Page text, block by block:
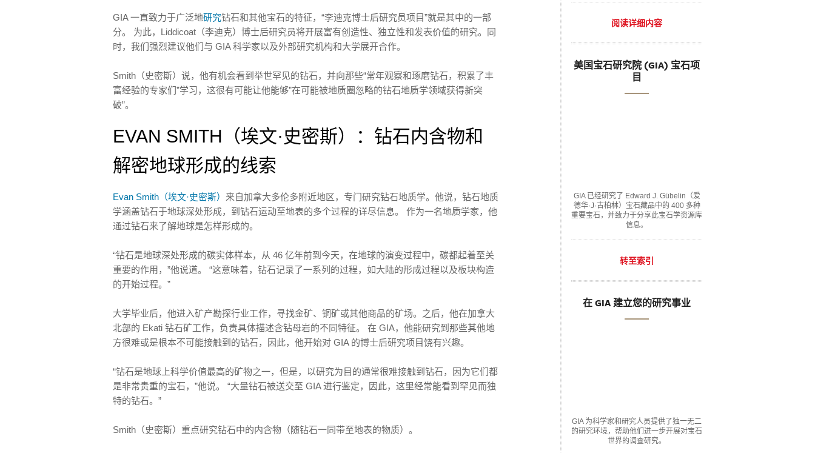
GIA 一直致力于广泛地研究钻石和其他宝石的特征，“李迪克博士后研究员项目”就是其中的一部
分。 为此，Liddicoat（李迪克）博士后研究员将开展富有创造性、独立性和发表价值的研究。同
时，我们强烈建议他们与 GIA 科学家以及外部研究机构和大学展开合作。
Smith（史密斯）说，他有机会看到举世罕见的钻石，并向那些“常年观察和琢磨钻石，积累了丰
富经验的专家们”学习，这很有可能让他能够”在可能被地质圈忽略的钻石地质学领域获得新突
破”。
EVAN SMITH（埃文·史密斯）：钻石内含物和
解密地球形成的线索
Evan Smith（埃文·史密斯） 来自加拿大多伦多附近地区，专门研究钻石地质学。他说，钻石地质
学涵盖钻石于地球深处形成，到钻石运动至地表的多个过程的详尽信息。 作为一名地质学家，他
通过钻石来了解地球是怎样形成的。
“钻石是地球深处形成的碳实体样本，从 46 亿年前到今天，在地球的演变过程中，碳都起着至关
重要的作用，”他说道。 “这意味着，钻石记录了一系列的过程，如大陆的形成过程以及板块构造
的开始过程。”
大学毕业后，他进入矿产勘探行业工作，寻找金矿、铜矿或其他商品的矿场。之后，他在加拿大
北部的 Ekati 钻石矿工作，负责具体描述含钻母岩的不同特征。 在 GIA，他能研究到那些其他地
方很难或是根本不可能接触到的钻石，因此，他开始对 GIA 的博士后研究项目饶有兴趣。
“钻石是地球上科学价值最高的矿物之一，但是，以研究为目的通常很难接触到钻石，因为它们都
是非常贵重的宝石，”他说。 “大量钻石被送交至 GIA 进行鉴定，因此，这里经常能看到罕见而独
特的钻石。”
Smith（史密斯）重点研究钻石中的内含物（随钻石一同带至地表的物质）。
阅读详细内容
美国宝石研究院 (GIA) 宝石项
目
GIA 已经研究了 Edward J. Gübelin（爱
德华·J·古柏林）宝石藏品中的 400 多种
重要宝石，并致力于分享此宝石学资源库
信息。
转至索引
在 GIA 建立您的研究事业
GIA 为科学家和研究人员提供了独一无二
的研究环境，帮助他们进一步开展对宝石
世界的调查研究。